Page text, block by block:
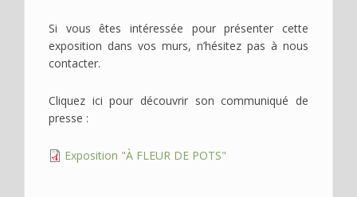
Si vous êtes intéressée pour présenter cette
exposition dans vos murs, n’hésitez pas à nous
contacter.
Cliquez ici pour découvrir son communiqué de
presse :
Fichier
Exposition "À FLEUR DE POTS"